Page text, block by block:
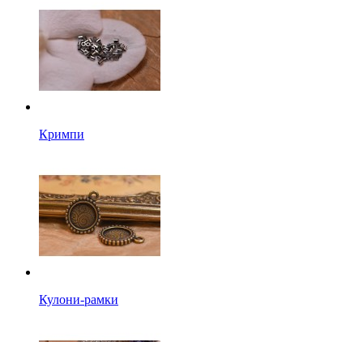
Кримпи
Кулони-рамки